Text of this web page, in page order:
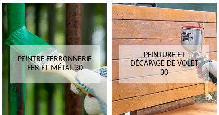
PEINTRE FERRONNERIE
FER ET MÉTAL 30
PEINTURE ET
DÉCAPAGE DE VOLET
30